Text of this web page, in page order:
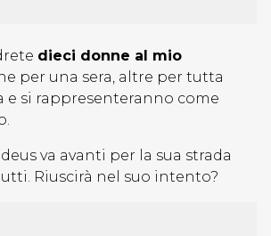
dieci donne al mio
per una sera, altre per tutta
e si rappresenteranno come
va avanti per la sua strada
Riuscirà nel suo intento?